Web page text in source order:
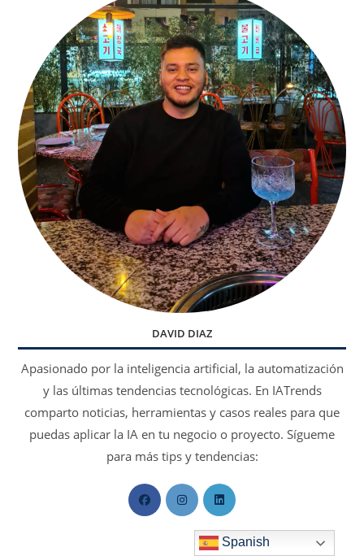
DAVID DIAZ
Apasionado por la inteligencia artificial, la automatización
y las últimas tendencias tecnológicas. En IATrends
comparto noticias, herramientas y casos reales para que
puedas aplicar la IA en tu negocio o proyecto. Sígueme
para más tips y tendencias:
Se
abre
Se
abre
en
Se
en
Spanish